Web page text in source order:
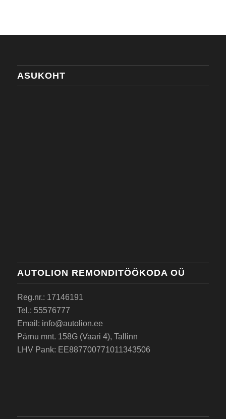
ASUKOHT
AUTOLION REMONDITÖÖKODA OÜ
Reg.nr.: 17146191
Tel.: 55576777
Email: info@autolion.ee
Pärnu mnt. 158G (Vaari 4), Tallinn
LHV Pank: EE887700771011343506